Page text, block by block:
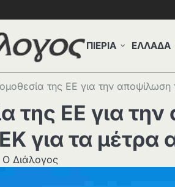
ΠΙΕΡΙΑ ΕΛΛΑΔΑ
της ΕΕ για την
της ΕΕ για
για τα
Ο Διάλογος